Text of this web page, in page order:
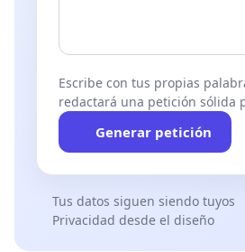
Escribe con tus propias
redactará una petición sólida
Generar petición
Tus datos siguen siendo tuyos
Privacidad desde el diseño